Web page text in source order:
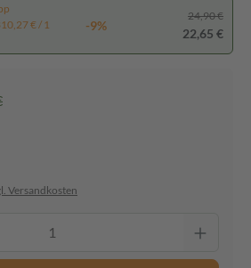
€ / 1
-9%
24,90 €
22,65 €
Versandkosten